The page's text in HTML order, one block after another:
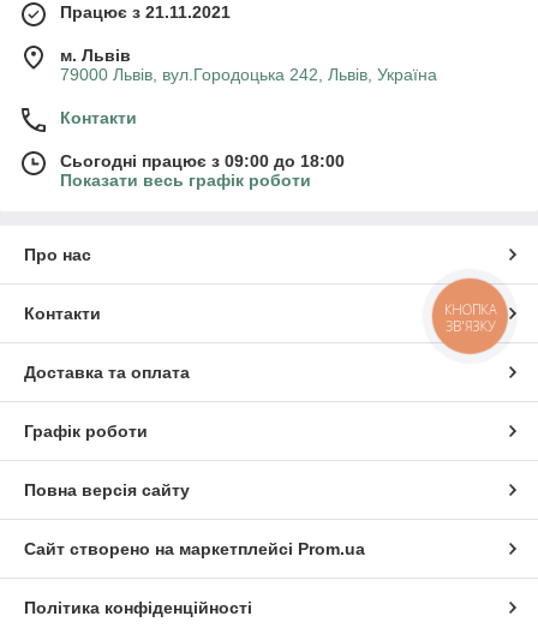
Працює з 21.11.2021
м. Львів
79000 Львів, вул.Городоцька 242, Львів, Україна
Контакти
Сьогодні працює з 09:00 до 18:00
Показати весь графік роботи
Про нас
Контакти
Доставка та оплата
Графік роботи
Повна версія сайту
Сайт створено на маркетплейсі Prom.ua
Політика конфіденційності
КНОПКА
ЗВ'ЯЗКУ